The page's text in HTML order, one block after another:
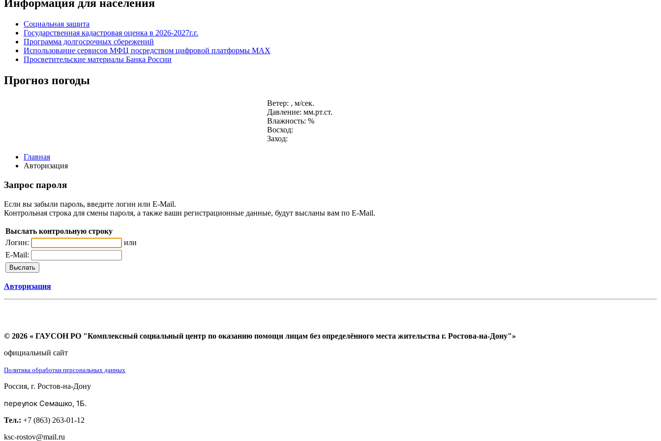
Информация для населения
Социальная защита
Государственная кадастровая оценка в 2026-2027г.г.
Программа долгосрочных сбережений
Использование сервисов МФЦ посредством цифровой платформы MAX
Просветительские материалы Банка России
Прогноз погоды
Ветер: , м/сек.
Давление: мм.рт.ст.
Влажность: %
Восход:
Заход:
Главная
Авторизация
Запрос пароля
Если вы забыли пароль, введите логин или E-Mail.
Контрольная строка для смены пароля, а также ваши регистрационные данные, будут высланы вам по E-Mail.
Выслать контрольную строку
Логин:
или
E-Mail:
Авторизация
© 2026 « ГАУСОН РО "Комплексный социальный центр по оказанию помощи лицам без определённого места жительства г. Ростова-на-Дону"»
официальный сайт
Политика обработки персональных данных
Россия, г. Ростов-на-Дону
переулок Семашко, 1Б.
Тел.: +7 (863) 263-01-12
ksc-rostov@mail.ru